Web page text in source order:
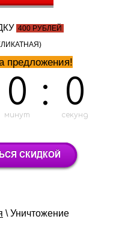
400 РУБЛЕЙ
предложения!
0
минут
: 0
секунд
\ Уничтожение